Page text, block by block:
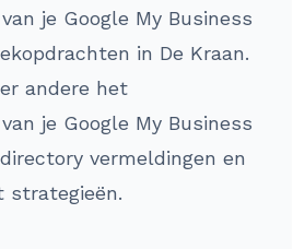
je Google My Business
in De Kraan.
andere het
je Google My Business
vermeldingen en
strategieën.